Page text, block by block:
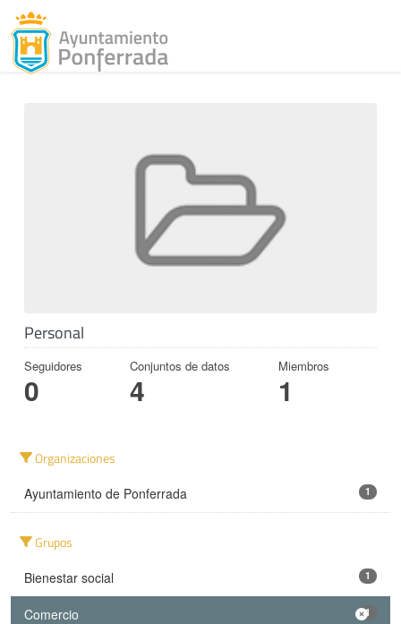
Personal
Seguidores
0
Conjuntos de datos
4
Miembros
1
Organizaciones
Ayuntamiento de Ponferrada 1
Grupos
Bienestar social 1
Comercio 1